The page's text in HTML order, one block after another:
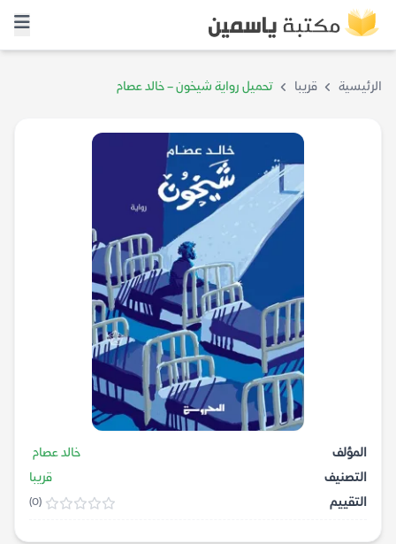
الرئيسية قريبا تحميل رواية شيخون – خالد عصام
المؤلف
خالد عصام
التصنيف
قريبا
التقييم
(0)